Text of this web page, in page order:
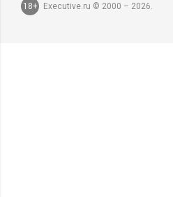
18+
Executive.ru © 2000 – 2026.